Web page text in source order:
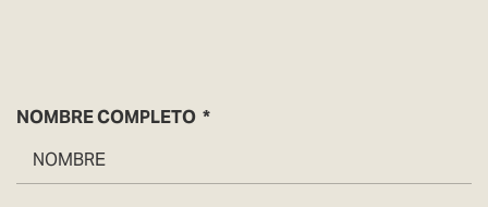
NOMBRE COMPLETO